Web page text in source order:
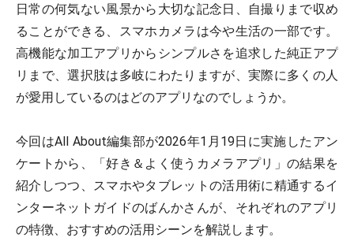
日常の何気ない風景から大切な記念日、自撮りまで収め
ることができる、スマホカメラは今や生活の一部です。
高機能な加工アプリからシンプルさを追求した純正アプ
リまで、選択肢は多岐にわたりますが、実際に多くの人
が愛用しているのはどのアプリなのでしょうか。
今回はAll About編集部が2026年1月19日に実施したアン
ケートから、「好き＆よく使うカメラアプリ」の結果を
紹介しつつ、スマホやタブレットの活用術に精通するイ
ンターネットガイドのばんかさんが、それぞれのアプリ
の特徴、おすすめの活用シーンを解説します。